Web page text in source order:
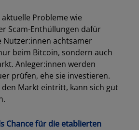
Probleme wie
Scam-Enthüllungen dafür
Nutzer:innen achtsamer
beim Bitcoin, sondern auch
Anleger:innen werden
prüfen, ehe sie investieren.
Markt eintritt, kann sich gut
Chance für die etablierten